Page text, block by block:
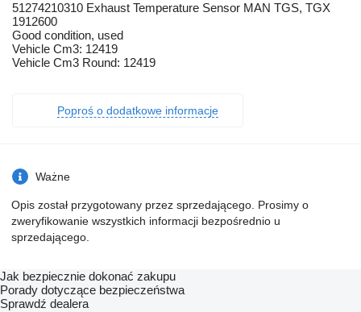
51274210310 Exhaust Temperature Sensor MAN TGS, TGX
1912600
Good condition, used
Vehicle Cm3: 12419
Vehicle Cm3 Round: 12419
Poproś o dodatkowe informacje
Ważne
Opis został przygotowany przez sprzedającego. Prosimy o
zweryfikowanie wszystkich informacji bezpośrednio u
sprzedającego.
Jak bezpiecznie dokonać zakupu
Porady dotyczące bezpieczeństwa
Sprawdź dealera